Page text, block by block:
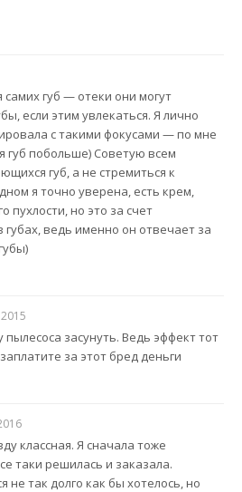
губ — отеки они могут
если этим увлекаться. Я лично
с такими фокусами — по мне
губ побольше) Советую всем
губ, а не стремиться к
я точно уверена, есть крем,
пухлости, но это за счет
губах, ведь именно он отвечает за
засунуть. Ведь эффект тот
за этот бред деньги
классная. Я сначала тоже
таки решилась и заказала.
не так долго как бы хотелось, но